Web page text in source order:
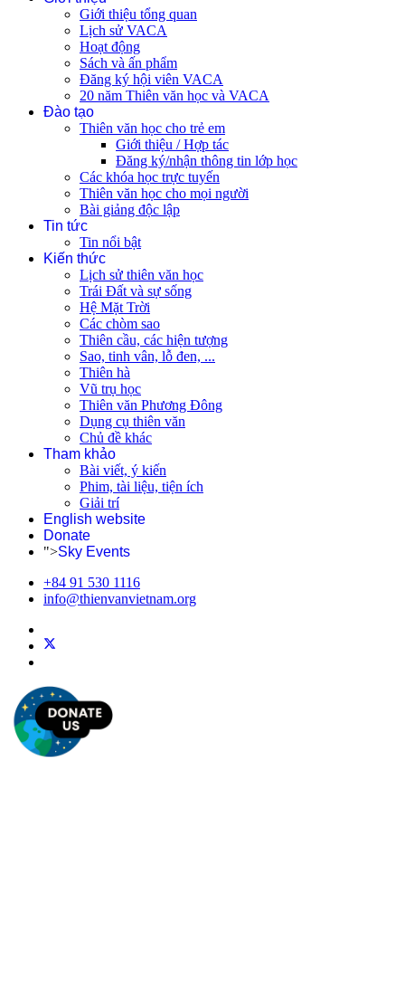
Giới thiệu tổng quan
Lịch sử VACA
Hoạt động
Sách và ấn phẩm
Đăng ký hội viên VACA
20 năm Thiên văn học và VACA
Đào tạo
Thiên văn học cho trẻ em
Giới thiệu / Hợp tác
Đăng ký/nhận thông tin lớp học
Các khóa học trực tuyến
Thiên văn học cho mọi người
Bài giảng độc lập
Tin tức
Tin nổi bật
Kiến thức
Lịch sử thiên văn học
Trái Đất và sự sống
Hệ Mặt Trời
Các chòm sao
Thiên cầu, các hiện tượng
Sao, tinh vân, lỗ đen, ...
Thiên hà
Vũ trụ học
Thiên văn Phương Đông
Dụng cụ thiên văn
Chủ đề khác
Tham khảo
Bài viết, ý kiến
Phim, tài liệu, tiện ích
Giải trí
English website
Donate
">Sky Events
+84 91 530 1116
info@thienvanvietnam.org